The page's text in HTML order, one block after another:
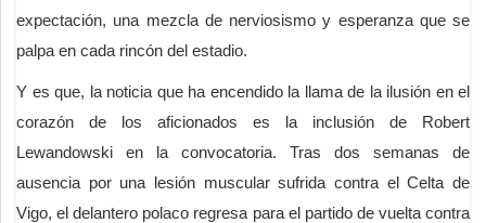
expectación, una mezcla de nerviosismo y esperanza que se
palpa en cada rincón del estadio.
Y es que, la noticia que ha encendido la llama de la ilusión en el
corazón de los aficionados es la inclusión de Robert
Lewandowski en la convocatoria. Tras dos semanas de
ausencia por una lesión muscular sufrida contra el Celta de
Vigo, el delantero polaco regresa para el partido de vuelta contra